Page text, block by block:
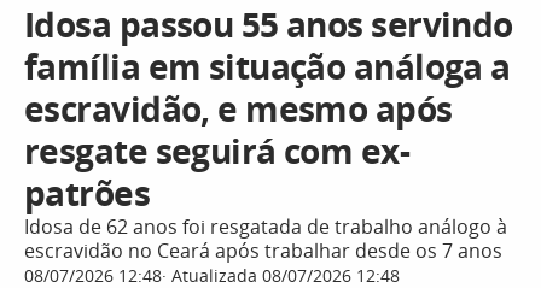
Idosa passou 55 anos servindo
família em situação análoga a
escravidão, e mesmo após
resgate seguirá com ex-
patrões
Idosa de 62 anos foi resgatada de trabalho análogo à
escravidão no Ceará após trabalhar desde os 7 anos
08/07/2026 12:48 Atualizada 08/07/2026 12:48